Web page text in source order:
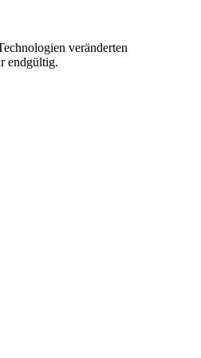
veränderten
endgültig.